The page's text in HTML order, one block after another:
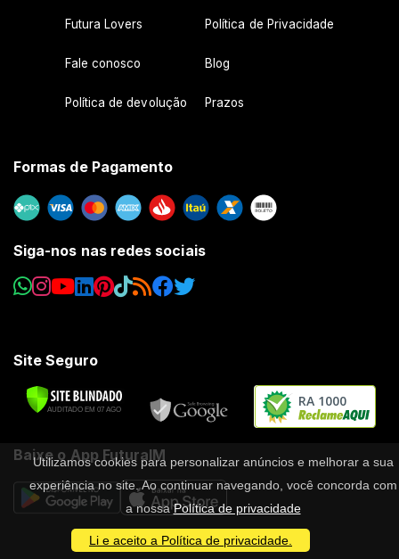
Futura Lovers Política de Privacidade
Fale conosco Blog
Política de devolução Prazos
Formas de Pagamento
Siga-nos nas redes sociais
Site Seguro
RA 1000
Baixe o App FuturaIM
Utilizamos cookies para personalizar anúncios e melhorar a sua
experiência no site. Ao continuar navegando, você concorda com
a nossaPolítica de privacidade
Li e aceito a Política de privacidade.